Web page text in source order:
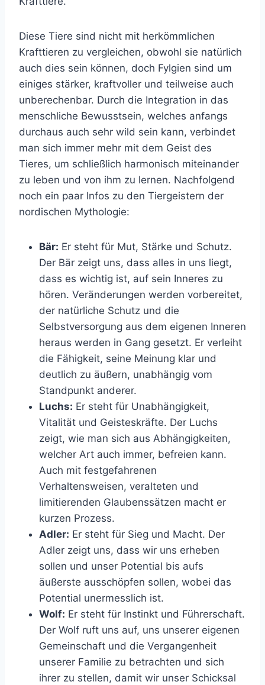
Diese Tiere sind nicht mit herkömmlichen
Krafttieren zu vergleichen, obwohl sie natürlich
auch dies sein können, doch Fylgien sind um
einiges stärker, kraftvoller und teilweise auch
unberechenbar. Durch die Integration in das
menschliche Bewusstsein, welches anfangs
durchaus auch sehr wild sein kann, verbindet
man sich immer mehr mit dem Geist des
Tieres, um schließlich harmonisch miteinander
zu leben und von ihm zu lernen. Nachfolgend
noch ein paar Infos zu den Tiergeistern der
nordischen Mythologie:
Bär: Er steht für Mut, Stärke und Schutz.
Der Bär zeigt uns, dass alles in uns liegt,
dass es wichtig ist, auf sein Inneres zu
hören. Veränderungen werden vorbereitet,
der natürliche Schutz und die
Selbstversorgung aus dem eigenen Inneren
heraus werden in Gang gesetzt. Er verleiht
die Fähigkeit, seine Meinung klar und
deutlich zu äußern, unabhängig vom
Standpunkt anderer.
Luchs: Er steht für Unabhängigkeit,
Vitalität und Geisteskräfte. Der Luchs
zeigt, wie man sich aus Abhängigkeiten,
welcher Art auch immer, befreien kann.
Auch mit festgefahrenen
Verhaltensweisen, veralteten und
limitierenden Glaubenssätzen macht er
kurzen Prozess.
Adler: Er steht für Sieg und Macht. Der
Adler zeigt uns, dass wir uns erheben
sollen und unser Potential bis aufs
äußerste ausschöpfen sollen, wobei das
Potential unermesslich ist.
Wolf: Er steht für Instinkt und Führerschaft.
Der Wolf ruft uns auf, uns unserer eigenen
Gemeinschaft und die Vergangenheit
unserer Familie zu betrachten und sich
ihrer zu stellen, damit wir unser Schicksal